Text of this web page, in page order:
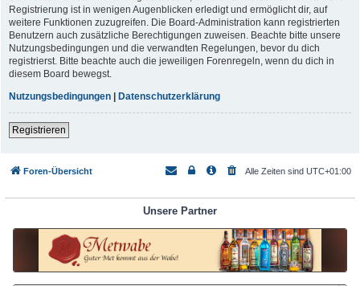
Registrierung ist in wenigen Augenblicken erledigt und ermöglicht dir, auf
weitere Funktionen zuzugreifen. Die Board-Administration kann registrierten
Benutzern auch zusätzliche Berechtigungen zuweisen. Beachte bitte unsere
Nutzungsbedingungen und die verwandten Regelungen, bevor du dich
registrierst. Bitte beachte auch die jeweiligen Forenregeln, wenn du dich in
diesem Board bewegst.
Nutzungsbedingungen
Datenschutzerklärung
Registrieren
Foren-Übersicht Alle Zeiten sind UTC+01:00
Unsere Partner